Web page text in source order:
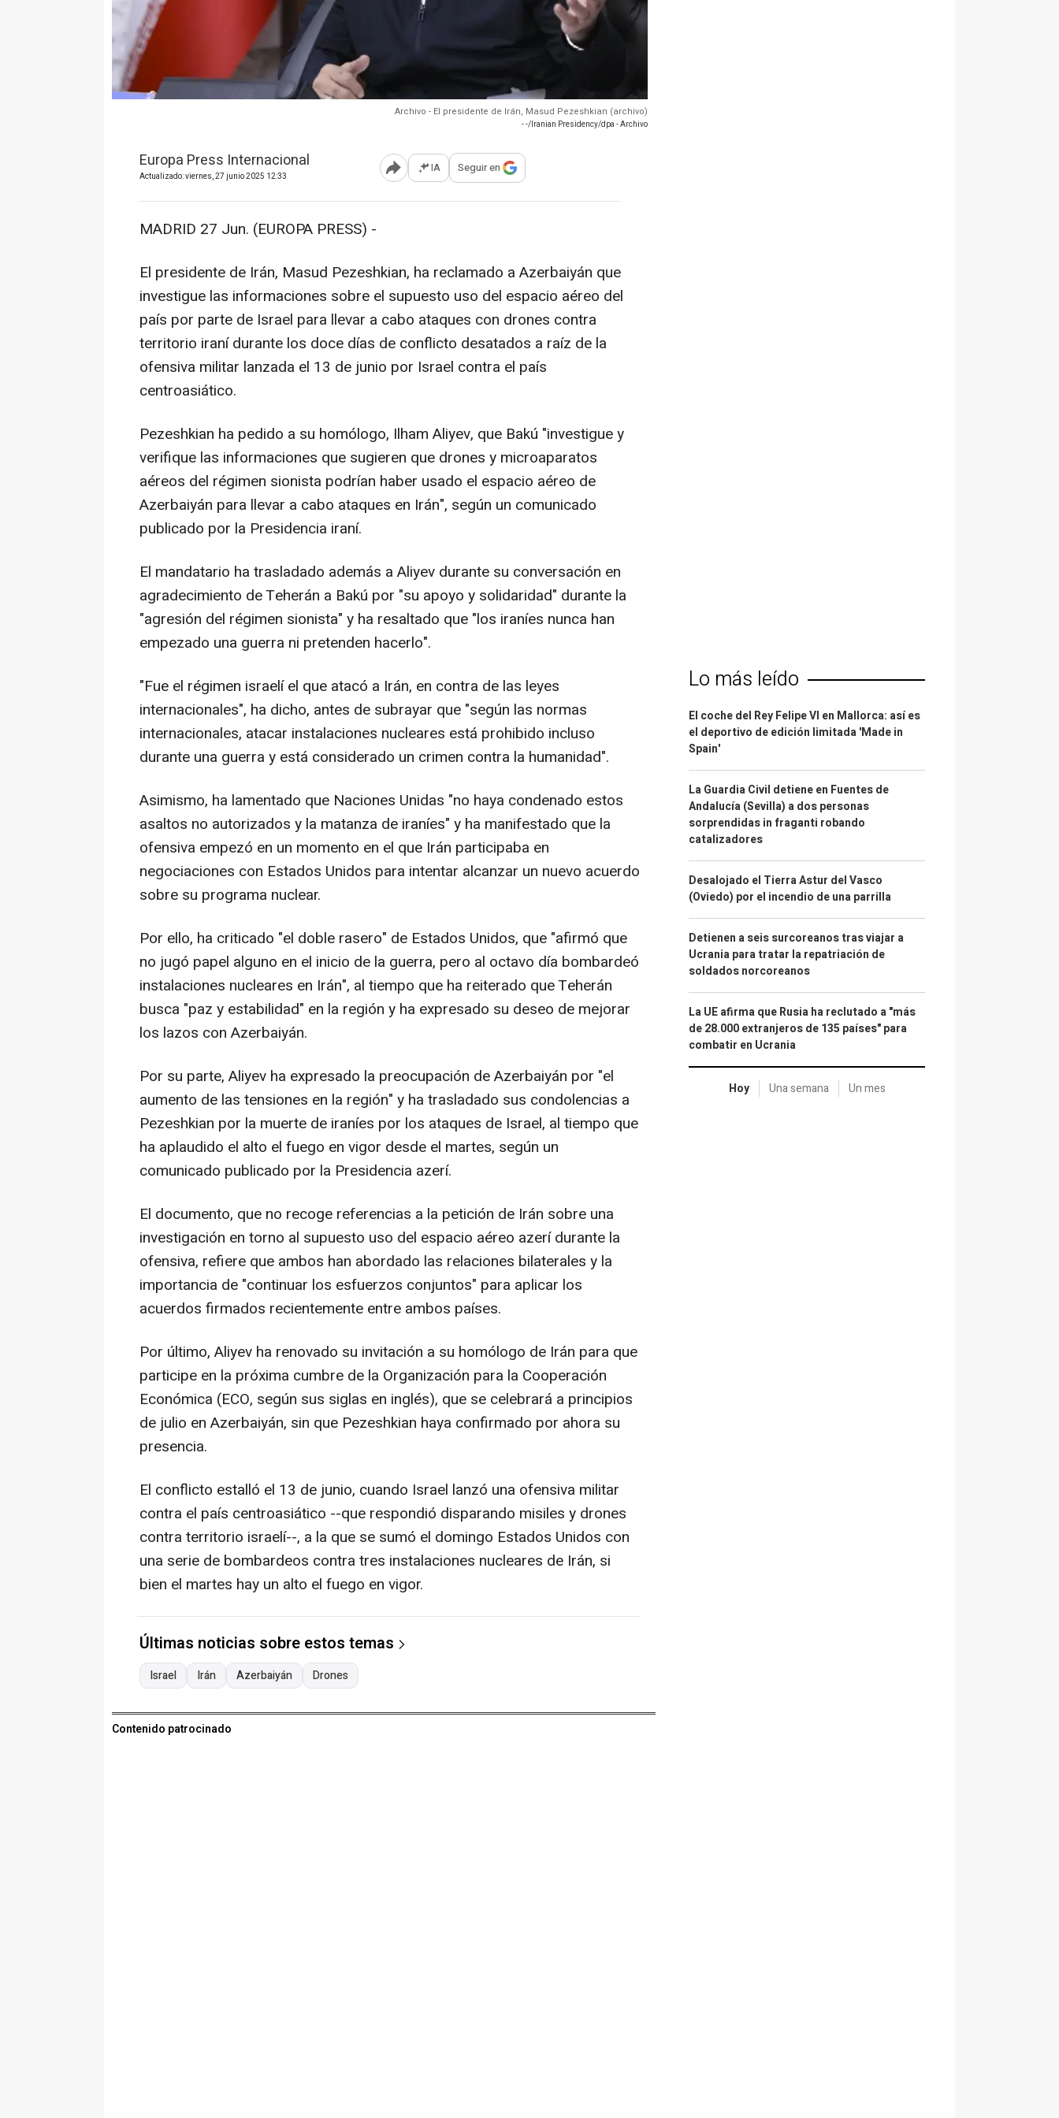
Archivo - El presidente de Irán, Masud Pezeshkian (archivo)
- -/Iranian Presidency/dpa - Archivo
Europa Press Internacional
Actualizado: viernes, 27 junio 2025 12:33 Abrir opciones para compartir
IA Seguir en
MADRID 27 Jun. (EUROPA PRESS) -
El presidente de Irán, Masud Pezeshkian, ha reclamado a Azerbaiyán que
investigue las informaciones sobre el supuesto uso del espacio aéreo del
país por parte de Israel para llevar a cabo ataques con drones contra
territorio iraní durante los doce días de conflicto desatados a raíz de la
ofensiva militar lanzada el 13 de junio por Israel contra el país
centroasiático.
Pezeshkian ha pedido a su homólogo, Ilham Aliyev, que Bakú "investigue y
verifique las informaciones que sugieren que drones y microaparatos
aéreos del régimen sionista podrían haber usado el espacio aéreo de
Azerbaiyán para llevar a cabo ataques en Irán", según un comunicado
publicado por la Presidencia iraní.
El mandatario ha trasladado además a Aliyev durante su conversación en
agradecimiento de Teherán a Bakú por "su apoyo y solidaridad" durante la
"agresión del régimen sionista" y ha resaltado que "los iraníes nunca han
empezado una guerra ni pretenden hacerlo".
"Fue el régimen israelí el que atacó a Irán, en contra de las leyes
internacionales", ha dicho, antes de subrayar que "según las normas
internacionales, atacar instalaciones nucleares está prohibido incluso
durante una guerra y está considerado un crimen contra la humanidad".
Asimismo, ha lamentado que Naciones Unidas "no haya condenado estos
asaltos no autorizados y la matanza de iraníes" y ha manifestado que la
ofensiva empezó en un momento en el que Irán participaba en
negociaciones con Estados Unidos para intentar alcanzar un nuevo acuerdo
sobre su programa nuclear.
Por ello, ha criticado "el doble rasero" de Estados Unidos, que "afirmó que
no jugó papel alguno en el inicio de la guerra, pero al octavo día bombardeó
instalaciones nucleares en Irán", al tiempo que ha reiterado que Teherán
busca "paz y estabilidad" en la región y ha expresado su deseo de mejorar
los lazos con Azerbaiyán.
Por su parte, Aliyev ha expresado la preocupación de Azerbaiyán por "el
aumento de las tensiones en la región" y ha trasladado sus condolencias a
Pezeshkian por la muerte de iraníes por los ataques de Israel, al tiempo que
ha aplaudido el alto el fuego en vigor desde el martes, según un
comunicado publicado por la Presidencia azerí.
El documento, que no recoge referencias a la petición de Irán sobre una
investigación en torno al supuesto uso del espacio aéreo azerí durante la
ofensiva, refiere que ambos han abordado las relaciones bilaterales y la
importancia de "continuar los esfuerzos conjuntos" para aplicar los
acuerdos firmados recientemente entre ambos países.
Por último, Aliyev ha renovado su invitación a su homólogo de Irán para que
participe en la próxima cumbre de la Organización para la Cooperación
Económica (ECO, según sus siglas en inglés), que se celebrará a principios
de julio en Azerbaiyán, sin que Pezeshkian haya confirmado por ahora su
presencia.
El conflicto estalló el 13 de junio, cuando Israel lanzó una ofensiva militar
contra el país centroasiático --que respondió disparando misiles y drones
contra territorio israelí--, a la que se sumó el domingo Estados Unidos con
una serie de bombardeos contra tres instalaciones nucleares de Irán, si
bien el martes hay un alto el fuego en vigor.
Últimas noticias sobre estos temas
Israel Irán Azerbaiyán Drones
Contenido patrocinado
Lo más leído
El coche del Rey Felipe VI en Mallorca: así es
el deportivo de edición limitada 'Made in
Spain'
La Guardia Civil detiene en Fuentes de
Andalucía (Sevilla) a dos personas
sorprendidas in fraganti robando
catalizadores
Desalojado el Tierra Astur del Vasco
(Oviedo) por el incendio de una parrilla
Detienen a seis surcoreanos tras viajar a
Ucrania para tratar la repatriación de
soldados norcoreanos
La UE afirma que Rusia ha reclutado a "más
de 28.000 extranjeros de 135 países" para
combatir en Ucrania
Hoy Una semana Un mes